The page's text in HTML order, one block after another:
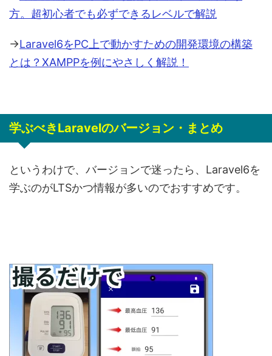
方。超初心者でも必ずできるレベルで解説
→Laravel6をPC上で動かすための開発環境の構築
とは？XAMPPを例にやさしく解説！
学ぶべきLaravelのバージョン・まとめ
というわけで、バージョンで迷ったら、Laravel6を
学ぶのがLTSかつ情報が多いのでおすすめです。